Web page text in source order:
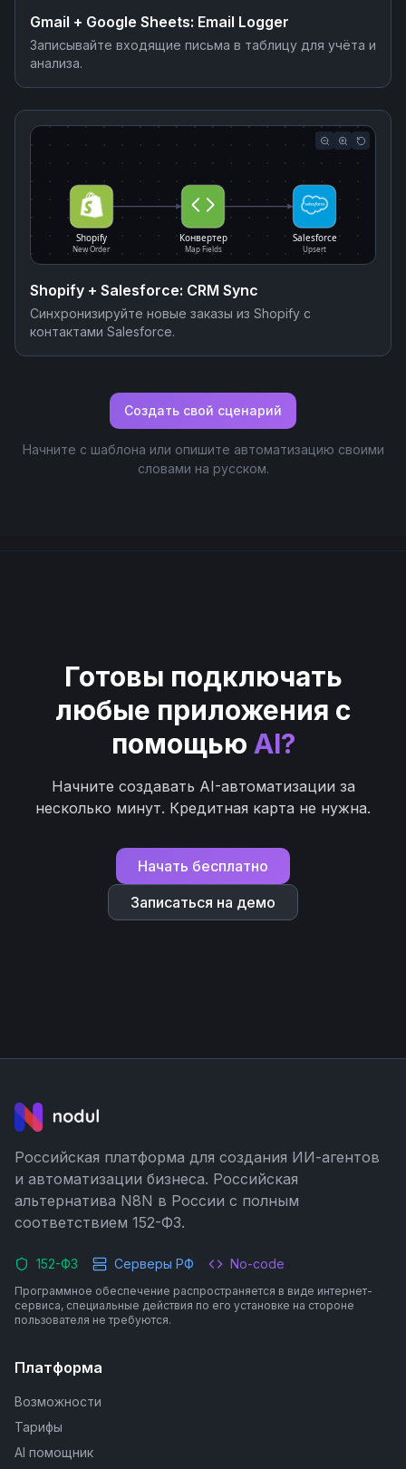
Gmail + Google Sheets: Email Logger
Записывайте входящие письма в таблицу для учёта и
анализа.
Shopify
New Order
Конвертер
Map Fields
Salesforce
Upsert
Shopify + Salesforce: CRM Sync
Синхронизируйте новые заказы из Shopify с
контактами Salesforce.
Создать свой сценарий
Начните с шаблона или опишите автоматизацию своими
словами на русском.
Готовы подключать
любые приложения с
помощью AI?
Начните создавать AI-автоматизации за
несколько минут. Кредитная карта не нужна.
Начать бесплатно
Записаться на демо
Российская платформа для создания ИИ-агентов
и автоматизации бизнеса. Российская
альтернатива N8N в России с полным
соответствием 152-ФЗ.
152-ФЗ Серверы РФ No-code
Программное обеспечение распространяется в виде интернет-
сервиса, специальные действия по его установке на стороне
пользователя не требуются.
Платформа
Возможности
Тарифы
AI помощник